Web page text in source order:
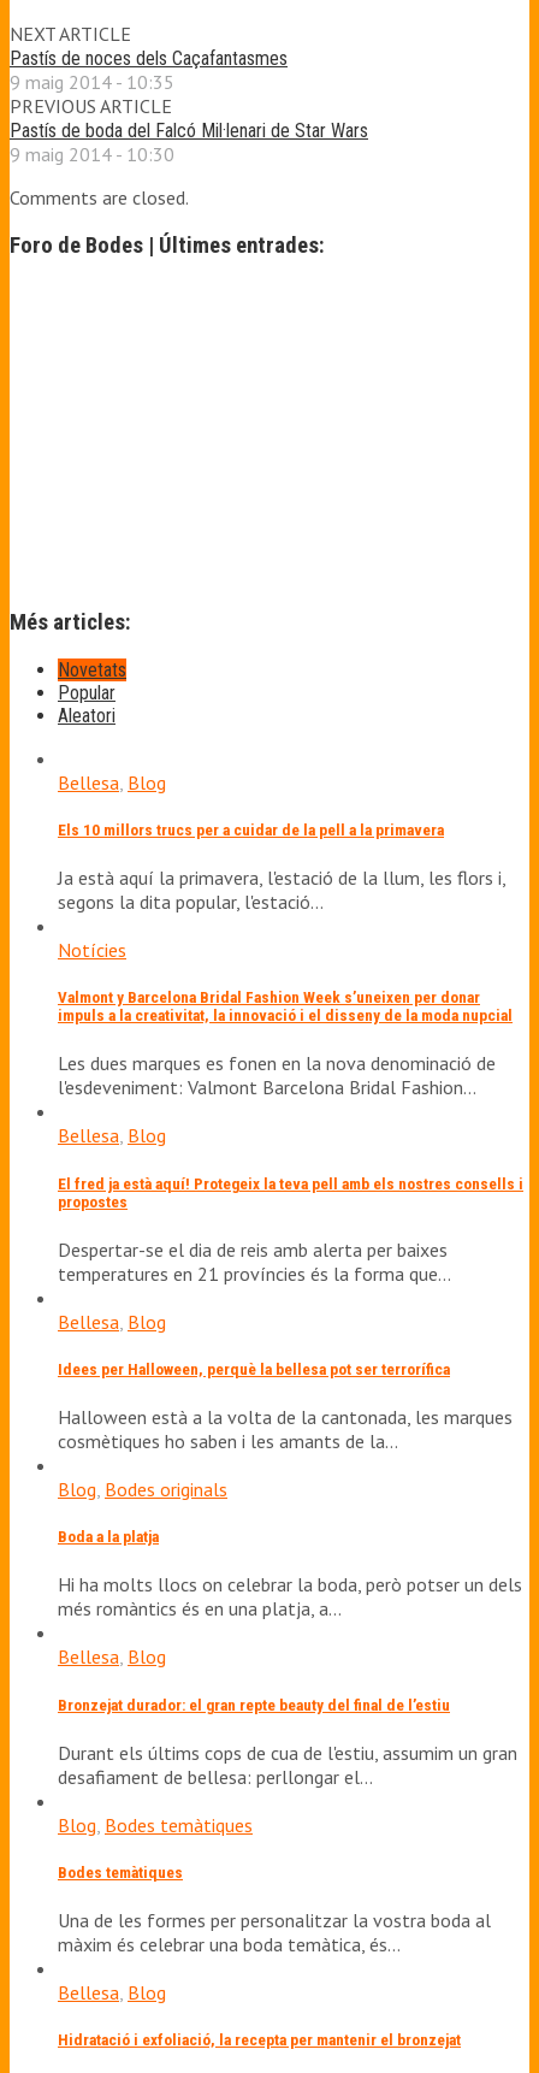
NEXT ARTICLE
Pastís de noces dels Caçafantasmes
9 maig 2014 - 10:35
PREVIOUS ARTICLE
Pastís de boda del Falcó Mil·lenari de Star Wars
9 maig 2014 - 10:30
Comments are closed.
Foro de Bodes | Últimes entrades:
Més articles:
Novetats
Popular
Aleatori
Bellesa Blog
Els 10 millors trucs per a cuidar de la pell a la primavera
Ja està aquí la primavera, l'estació de la llum, les flors i,
segons la dita popular, l'estació…
Notícies
Valmont y Barcelona Bridal Fashion Week s’uneixen per donar
impuls a la creativitat, la innovació i el disseny de la moda nupcial
Les dues marques es fonen en la nova denominació de
l'esdeveniment: Valmont Barcelona Bridal Fashion…
Bellesa, Blog
El fred ja està aquí! Protegeix la teva pell amb els nostres consells i
propostes
Despertar-se el dia de reis amb alerta per baixes
temperatures en 21 províncies és la forma que…
Bellesa Blog
Idees per Halloween, perquè la bellesa pot ser terrorífica
Halloween està a la volta de la cantonada, les marques
cosmètiques ho saben i les amants de la…
Blog, Bodes originals
Boda a la platja
Hi ha molts llocs on celebrar la boda, però potser un dels
més romàntics és en una platja, a…
Bellesa, Blog
Bronzejat durador: el gran repte beauty del final de l’estiu
Durant els últims cops de cua de l'estiu, assumim un gran
desafiament de bellesa: perllongar el…
Blog Bodes temàtiques
Bodes temàtiques
Una de les formes per personalitzar la vostra boda al
màxim és celebrar una boda temàtica, és…
Bellesa, Blog
Hidratació i exfoliació, la recepta per mantenir el bronzejat